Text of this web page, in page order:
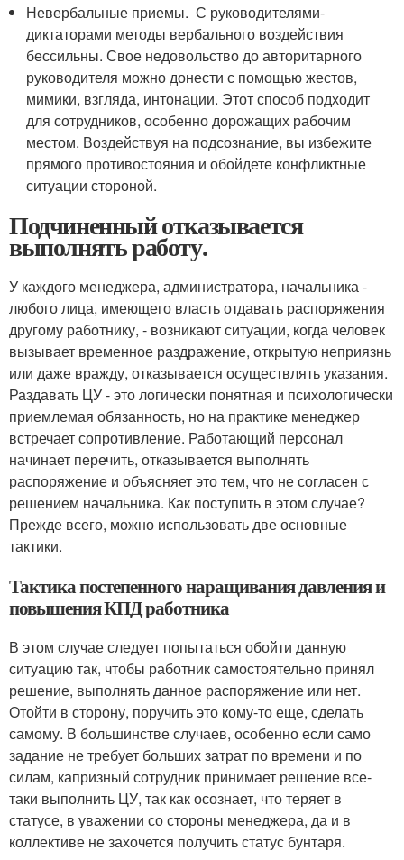
Невербальные приемы. С руководителями-
диктаторами методы вербального воздействия
бессильны. Свое недовольство до авторитарного
руководителя можно донести с помощью жестов,
мимики, взгляда, интонации. Этот способ подходит
для сотрудников, особенно дорожащих рабочим
местом. Воздействуя на подсознание, вы избежите
прямого противостояния и обойдете конфликтные
ситуации стороной.
Подчиненный отказывается
выполнять работу.
У каждого менеджера, администратора, начальника -
любого лица, имеющего власть отдавать распоряжения
другому работнику, - возникают ситуации, когда человек
вызывает временное раздражение, открытую неприязнь
или даже вражду, отказывается осуществлять указания.
Раздавать ЦУ - это логически понятная и психологически
приемлемая обязанность, но на практике менеджер
встречает сопротивление. Работающий персонал
начинает перечить, отказывается выполнять
распоряжение и объясняет это тем, что не согласен с
решением начальника. Как поступить в этом случае?
Прежде всего, можно использовать две основные
тактики.
Тактика постепенного наращивания давления и
повышения КПД работника
В этом случае следует попытаться обойти данную
ситуацию так, чтобы работник самостоятельно принял
решение, выполнять данное распоряжение или нет.
Отойти в сторону, поручить это кому-то еще, сделать
самому. В большинстве случаев, особенно если само
задание не требует больших затрат по времени и по
силам, капризный сотрудник принимает решение все-
таки выполнить ЦУ, так как осознает, что теряет в
статусе, в уважении со стороны менеджера, да и в
коллективе не захочется получить статус бунтаря.